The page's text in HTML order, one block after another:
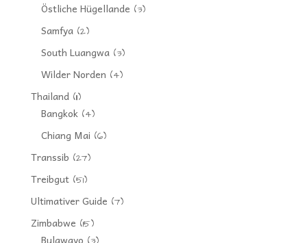
Östliche Hügellande (3)
Samfya(2)
South Luangwa(3)
Wilder Norden (4)
Thailand(11)
Bangkok(4)
Chiang Mai (6)
Transsib (27)
Treibgut(51)
Ultimativer Guide (7)
Zimbabwe (15)
Bulawayo